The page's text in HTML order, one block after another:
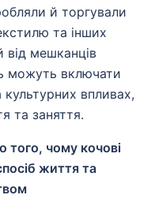
й торгували
та інших
від мешканців
можуть включати
культурних впливах,
та заняття.
того, чому кочові
життя та